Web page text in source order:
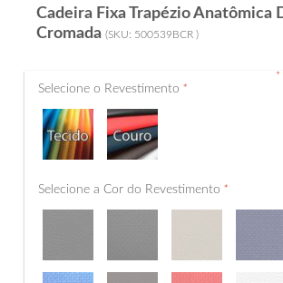
Cadeira Fixa Trapézio Anatômica
Cromada (SKU: 500539BCR )
*
Selecione o Revestimento
*
Selecione a Cor do Revestimento
*